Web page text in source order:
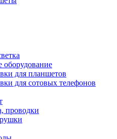
оборудование
для планшетов
для сотовых телефонов
проводки